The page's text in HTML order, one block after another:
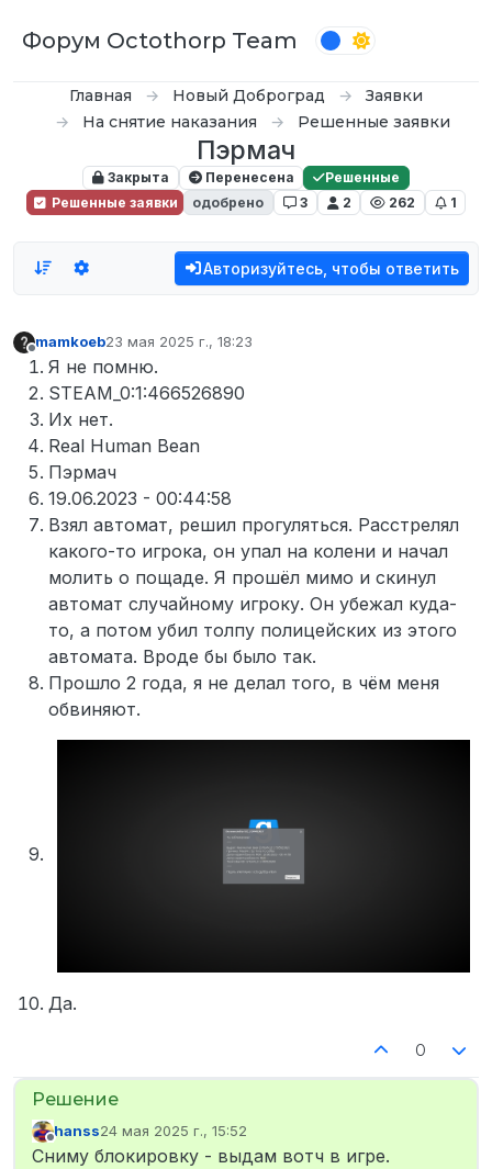
Форум Octothorp Team
Главная Новый Доброград
Заявки
На снятие наказания
Решенные заявки
Пэрмач
Закрыта Перенесена
Решенные
Решенные заявки
одобрено 3 2 262 1
Авторизуйтесь, чтобы ответить
Не в сети
mamkoeb23 мая 2025 г., 18:23
отредактировано
Я не помню.
STEAM_0:1:466526890
Их нет.
Real Human Bean
Пэрмач
19.06.2023 - 00:44:58
Взял автомат, решил прогуляться. Расстрелял
какого-то игрока, он упал на колени и начал
молить о пощаде. Я прошёл мимо и скинул
автомат случайному игроку. Он убежал куда-
то, а потом убил толпу полицейских из этого
автомата. Вроде бы было так.
Прошло 2 года, я не делал того, в чём меня
обвиняют.
Да.
0
Не в сети
hanss24 мая 2025 г., 15:52
отредактировано
Сниму блокировку - выдам вотч в игре.